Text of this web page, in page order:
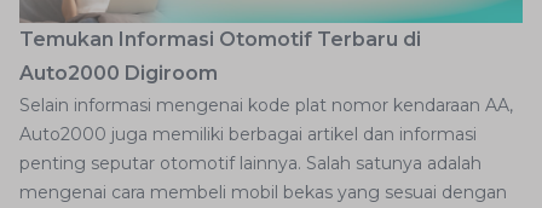
Temukan Informasi Otomotif Terbaru di
Auto2000 Digiroom
Selain informasi mengenai kode plat nomor kendaraan AA,
Auto2000 juga memiliki berbagai artikel dan informasi
penting seputar otomotif lainnya. Salah satunya adalah
mengenai cara membeli mobil bekas yang sesuai dengan